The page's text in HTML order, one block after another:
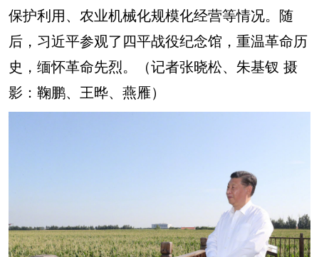
保护利用、农业机械化规模化经营等情况。随
后，习近平参观了四平战役纪念馆，重温革命历
史，缅怀革命先烈。（记者张晓松、朱基钗 摄
影：鞠鹏、王晔、燕雁）